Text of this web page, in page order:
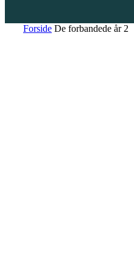
Forside De forbandede år 2